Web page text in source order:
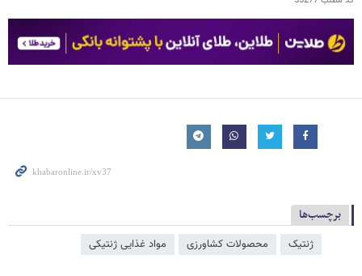
برچسب‌ها
ژنتیک محصولات کشاورزی مواد غذایی ژنتیکی